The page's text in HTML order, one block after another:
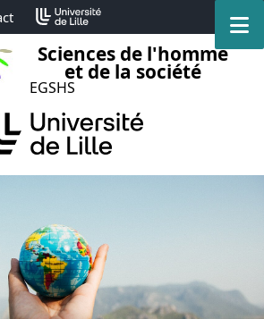
Sciences de l'homme
et de la société
EGSHS